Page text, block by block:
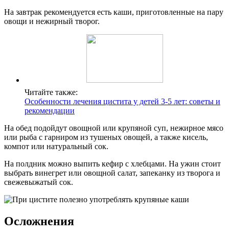
На завтрак рекомендуется есть каши, приготовленные на пару
овощи и нежирный творог.
Читайте также:
Особенности лечения цистита у детей 3-5 лет: советы и
рекомендации
На обед подойдут овощной или крупяной суп, нежирное мясо
или рыба с гарниром из тушеных овощей, а также кисель,
компот или натуральный сок.
На полдник можно выпить кефир с хлебцами. На ужин стоит
выбрать винегрет или овощной салат, запеканку из творога и
свежевыжатый сок.
Осложнения